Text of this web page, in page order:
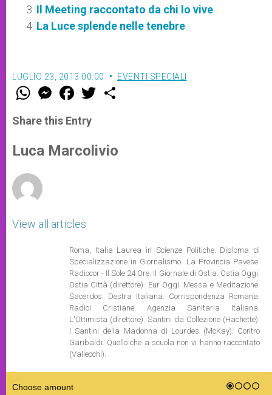
Il Meeting raccontato da chi lo vive
La Luce splende nelle tenebre
LUGLIO 23, 2013 00:00 EVENTI SPECIALI
W
t
s
p
p
M
e
s
e
g
e
F
a
e
b
o
k
w
r
Share this Entry
Luca Marcolivio
View all articles
Roma, Italia Laurea in Scienze Politiche. Diploma di
Specializzazione in Giornalismo. La Provincia Pavese.
Radiocor - Il Sole 24 Ore. Il Giornale di Ostia. Ostia Oggi.
Ostia Città (direttore). Eur Oggi. Messa e Meditazione.
Sacerdos. Destra Italiana. Corrispondenza Romana.
Radici Cristiane. Agenzia Sanitaria Italiana.
L'Ottimista (direttore). Santini da Collezione (Hachette).
I Santini della Madonna di Lourdes (McKay). Contro
Garibaldi. Quello che a scuola non vi hanno raccontato
(Vallecchi).